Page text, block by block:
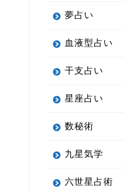
夢占い
血液型占い
干支占い
星座占い
数秘術
九星気学
六世星占術